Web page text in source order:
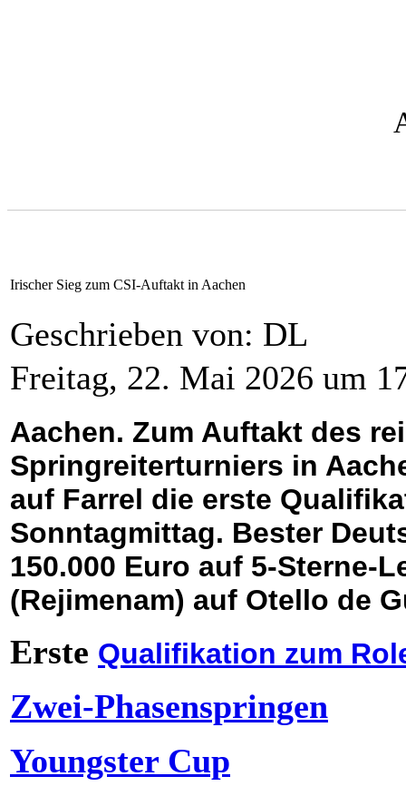
Irischer Sieg zum CSI-Auftakt in Aachen
Geschrieben von: DL
Freitag, 22. Mai 2026 um
Aachen. Zum Auftakt des
Springreiterturniers in
auf Farrel die erste
Sonntagmittag. Bester
150.000 Euro auf 5-Sterne-
(Rejimenam) auf Otello de
Erste Qualifikation zum
Zwei-Phasenspringen
Youngster Cup